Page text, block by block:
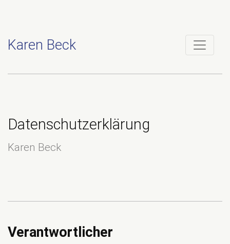
Karen Beck
Datenschutzerklärung
Karen Beck
Verantwortlicher